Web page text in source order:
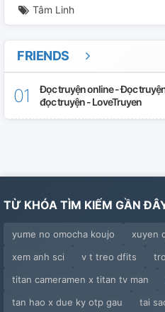
Tâm Linh
FRIENDS
Đọc truyện online - Đọc
đọc truyện - LoveTruyen
TỪ KHÓA TÌM KIẾM GẦN
yume no omocha koujo
xuyen
xem anh sci
v t treo dfits
titan cameramen x titan tv man
tan hao x due ky otp gau
tai